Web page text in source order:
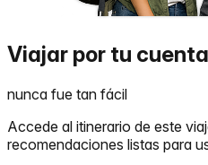
Viajar por tu cuenta
nunca fue tan fácil
Accede al itinerario de este
recomendaciones listas para